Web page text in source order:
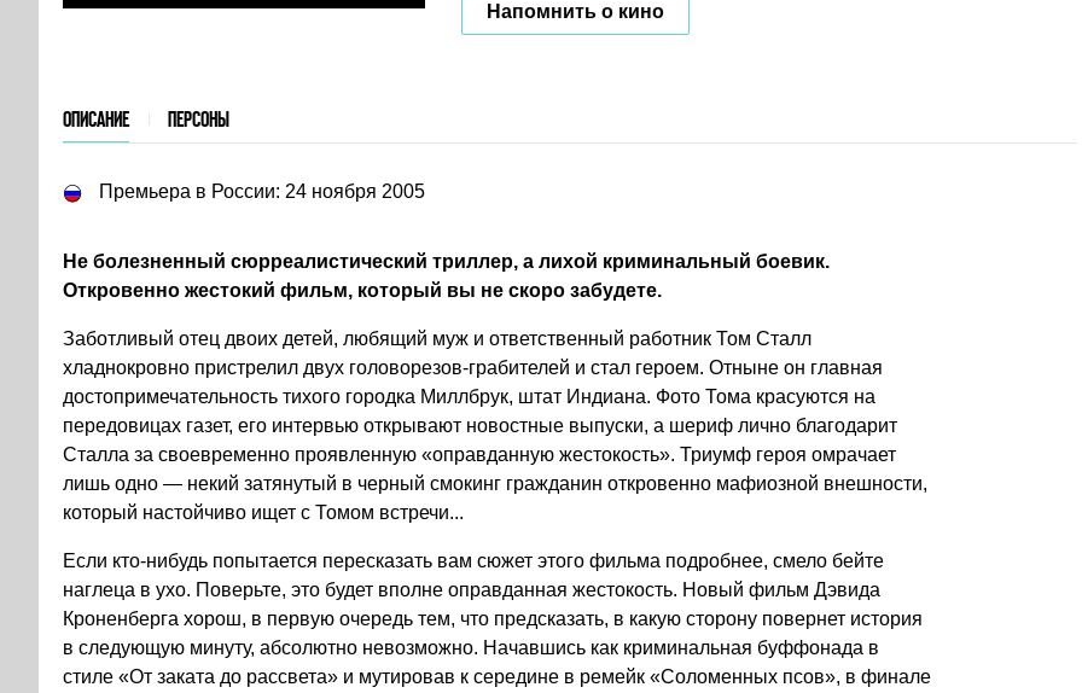
Напомнить о кино
ОПИСАНИЕ ПЕРСОНЫ
Премьера в России: 24 ноября 2005
Не болезненный сюрреалистический триллер, а лихой криминальный боевик.
Откровенно жестокий фильм, который вы не скоро забудете.
Заботливый отец двоих детей, любящий муж и ответственный работник Том Сталл
хладнокровно пристрелил двух головорезов-грабителей и стал героем. Отныне он главная
достопримечательность тихого городка Миллбрук, штат Индиана. Фото Тома красуются на
передовицах газет, его интервью открывают новостные выпуски, а шериф лично благодарит
Сталла за своевременно проявленную «оправданную жестокость». Триумф героя омрачает
лишь одно — некий затянутый в черный смокинг гражданин откровенно мафиозной внешности,
который настойчиво ищет с Томом встречи...
Если кто-нибудь попытается пересказать вам сюжет этого фильма подробнее, смело бейте
наглеца в ухо. Поверьте, это будет вполне оправданная жестокость. Новый фильм Дэвида
Кроненберга хорош, в первую очередь тем, что предсказать, в какую сторону повернет история
в следующую минуту, абсолютно невозможно. Начавшись как криминальная буффонада в
стиле «От заката до рассвета» и мутировав к середине в ремейк «Соломенных псов», в финале